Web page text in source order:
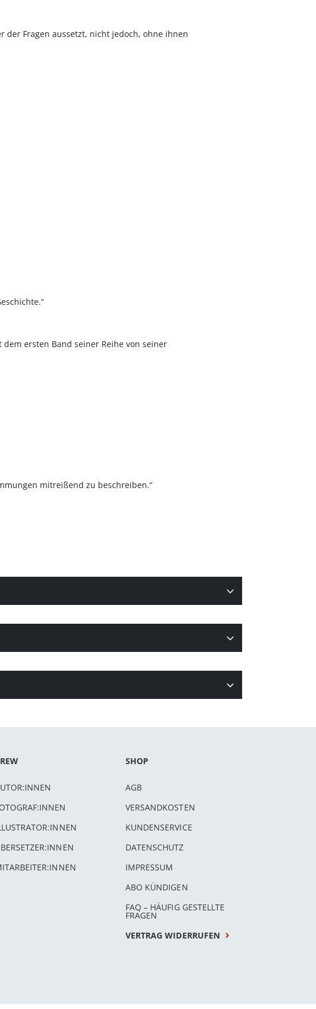
der Fragen aussetzt, nicht jedoch, ohne ihnen
ersten Band seiner Reihe von seiner
mitreißend zu beschreiben.“
SHOP
AGB
VERSANDKOSTEN
KUNDENSERVICE
DATENSCHUTZ
IMPRESSUM
ABO KÜNDIGEN
FAQ – HÄUFIG GESTELLTE
FRAGEN
VERTRAG WIDERRUFEN